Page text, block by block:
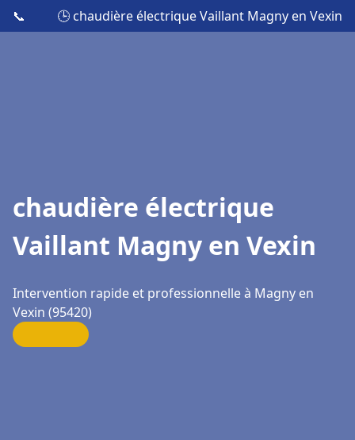
📞 🕒 chaudière électrique Vaillant Magny en Vexin
chaudière électrique
Vaillant Magny en Vexin
Intervention rapide et professionnelle à Magny en
Vexin (95420)